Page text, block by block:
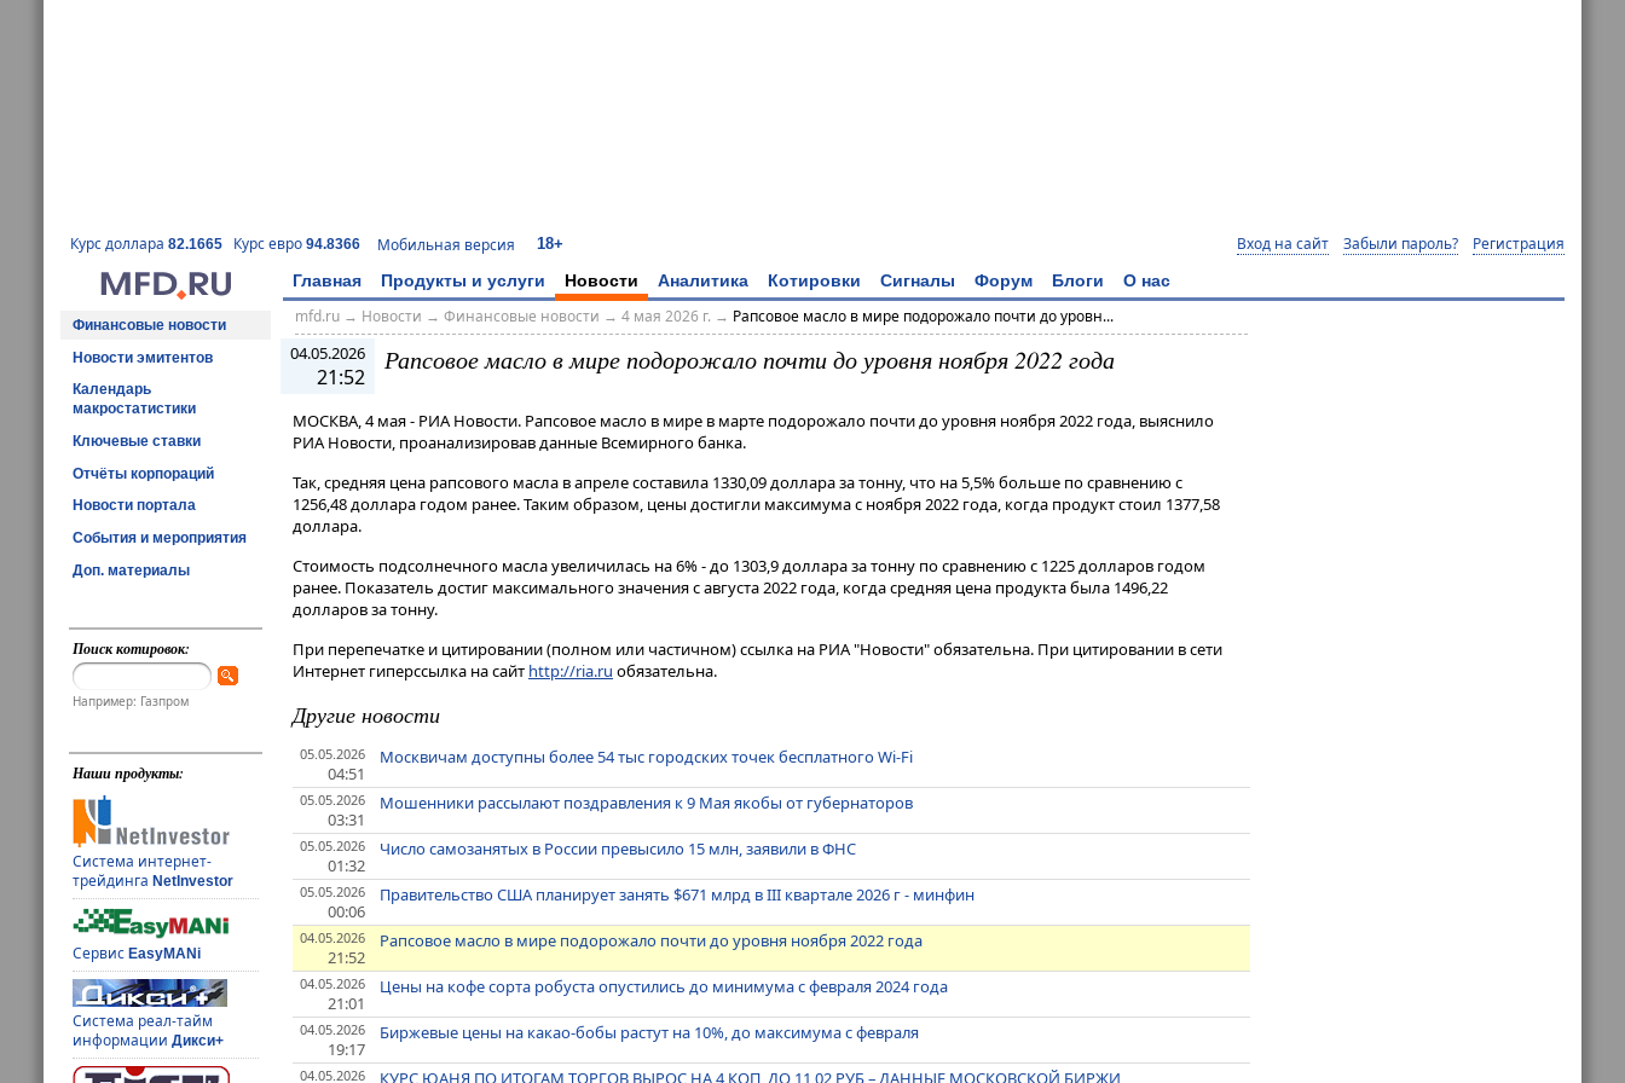
Курс доллара 82.1665 Курс евро 94.8366 Мобильная версия 18+ Вход на сайт Забыли пароль? Регистрация
Главная Продукты и услуги Новости Аналитика Котировки Сигналы Форум Блоги О нас
Финансовые новости
Новости эмитентов
Календарь
макростатистики
Ключевые ставки
Отчёты корпораций
Новости портала
События и мероприятия
Доп. материалы
Поиск котировок:
Например: Газпром
Наши продукты:
Система интернет-
трейдингаNetInvestor
СервисEasyMANi
Система реал-тайм
информацииДикси+
mfd.ru→ Новости → Финансовые новости → 4 мая 2026 г. → Рапсовое масло в мире подорожало почти до уровн...
04.05.2026
21:52
Рапсовое масло в мире подорожало почти до уровня ноября 2022 года
МОСКВА, 4 мая - РИА Новости. Рапсовое масло в мире в марте подорожало почти до уровня ноября 2022 года, выяснило
РИА Новости, проанализировав данные Всемирного банка.
Так, средняя цена рапсового масла в апреле составила 1330,09 доллара за тонну, что на 5,5% больше по сравнению с
1256,48 доллара годом ранее​​​. Таким образом, цены достигли максимума с ноября 2022 года, когда продукт стоил 1377,58
доллара.
Стоимость подсолнечного масла увеличилась на 6% - до 1303,9 доллара за тонну по сравнению с 1225 долларов годом
ранее. Показатель достиг максимального значения с августа 2022 года, когда средняя цена продукта была 1496,22
долларов за тонну.
При перепечатке и цитировании (полном или частичном) ссылка на РИА "Новости" обязательна. При цитировании в сети
Интернет гиперссылка на сайт http://ria.ru обязательна.
Другие новости
05.05.2026
04:51
Москвичам доступны более 54 тыс городских точек бесплатного Wi-Fi
05.05.2026
03:31
Мошенники рассылают поздравления к 9 Мая якобы от губернаторов
05.05.2026
01:32
Число самозанятых в России превысило 15 млн, заявили в ФНС
05.05.2026
00:06
Правительство США планирует занять $671 млрд в III квартале 2026 г - минфин
04.05.2026
21:52
Рапсовое масло в мире подорожало почти до уровня ноября 2022 года
04.05.2026
21:01
Цены на кофе сорта робуста опустились до минимума с февраля 2024 года
04.05.2026
19:17
Биржевые цены на какао-бобы растут на 10%, до максимума с февраля
04.05.2026 КУРС ЮАНЯ ПО ИТОГАМ ТОРГОВ ВЫРОС НА 4 КОП, ДО 11,02 РУБ – ДАННЫЕ МОСКОВСКОЙ БИРЖИ